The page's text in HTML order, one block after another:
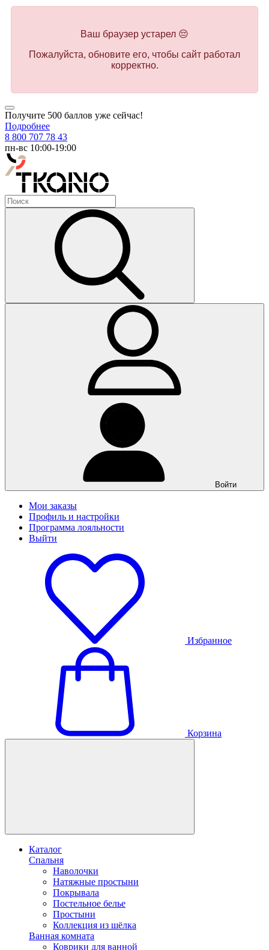
Ваш браузер устарел 😔
Пожалуйста, обновите его, чтобы сайт работал
корректно.
Получите 500 баллов уже сейчас!
Подробнее
8 800 707 78 43
пн-вс 10:00-19:00
Войти
Мои заказы
Профиль и настройки
Программа лояльности
Выйти
Избранное
Корзина
Каталог
Спальня
Наволочки
Натяжные простыни
Покрывала
Постельное белье
Простыни
Коллекция из шёлка
Ванная комната
Коврики для ванной